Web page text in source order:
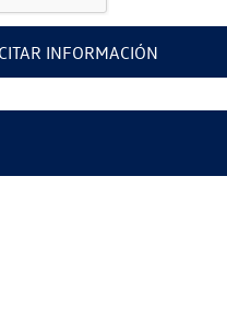
INFORMACIÓN